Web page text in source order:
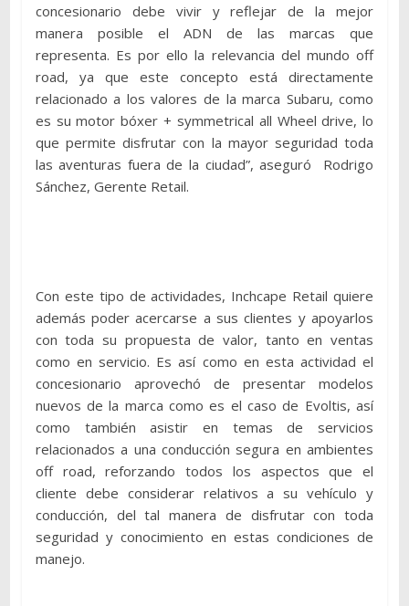
concesionario debe vivir y reflejar de la mejor
manera posible el ADN de las marcas que
representa. Es por ello la relevancia del mundo off
road, ya que este concepto está directamente
relacionado a los valores de la marca Subaru, como
es su motor bóxer + symmetrical all Wheel drive, lo
que permite disfrutar con la mayor seguridad toda
las aventuras fuera de la ciudad”, aseguró Rodrigo
Sánchez, Gerente Retail.
Con este tipo de actividades, Inchcape Retail quiere
además poder acercarse a sus clientes y apoyarlos
con toda su propuesta de valor, tanto en ventas
como en servicio. Es así como en esta actividad el
concesionario aprovechó de presentar modelos
nuevos de la marca como es el caso de Evoltis, así
como también asistir en temas de servicios
relacionados a una conducción segura en ambientes
off road, reforzando todos los aspectos que el
cliente debe considerar relativos a su vehículo y
conducción, del tal manera de disfrutar con toda
seguridad y conocimiento en estas condiciones de
manejo.